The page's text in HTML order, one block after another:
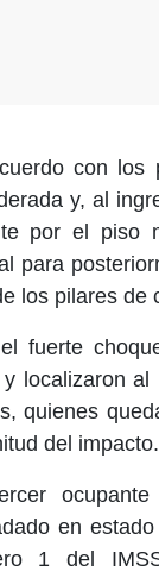
con los
y, al
por el piso
para
los pilares de
fuerte
y localizaron
quienes
del impacto.
en
1 del